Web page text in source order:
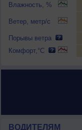
Влажность, %
Ветер, метр/с
Порывы ветра
Комфорт,°C
ВОДИТЕЛЯМ